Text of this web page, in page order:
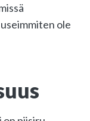
ole